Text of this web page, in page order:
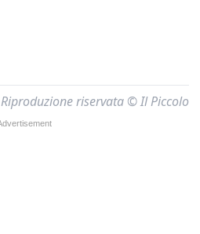
Riproduzione riservata © Il Piccolo